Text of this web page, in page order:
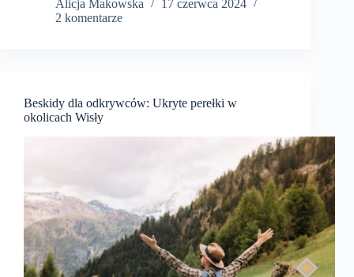
Alicja Makowska
17 czerwca 2024
2 komentarze
Beskidy dla odkrywców: Ukryte perełki w
okolicach Wisły